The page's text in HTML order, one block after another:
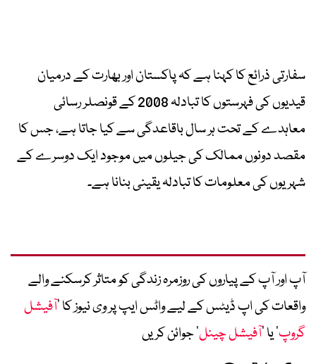
سفارتی ذرائع کا کہنا ہے کہ پاکستان اور بھارت کے درمیان
قیدیوں کی فہرستوں کا تبادلہ 2008 کے قونصلر رسائی
معاہدے کے تحت ہر سال باقاعدگی سے کیا جاتا ہے، جس کا
مقصد دونوں ممالک کی جیلوں میں موجود ایک دوسرے کے
شہریوں کی معلومات کا تبادلہ یقینی بنانا ہے۔
آپ اور آپ کے پیاروں کی روزمرہ زندگی کو متاثر کرسکنے والے
واقعات کی اپ ڈیٹس کے لیے واٹس ایپ پر وی نیوز کا ’آفیشل
گروپ‘ یا ’آفیشل چینل‘ جوائن کریں